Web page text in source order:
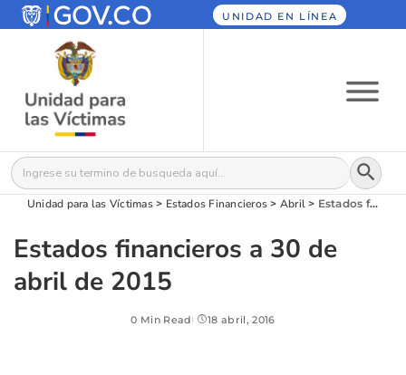
UNIDAD EN LÍNEA
Buscar: Botón
Unidad para las Víctimas> Estados Financieros > Abril > Estados financieros a 30 de abril de 2015
Estados financieros a 30 de
abril de 2015
0 Min Read 18 abril, 2016